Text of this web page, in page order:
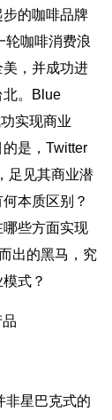
的咖啡品牌
咖啡消费浪
，并成功进
北。Blue
实现商业
是，Twitter
足见其商业潜
本质区别？
些方面实现
出的黑马，究
式？
非星巴克式的